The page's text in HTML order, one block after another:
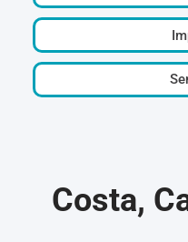
Costa,